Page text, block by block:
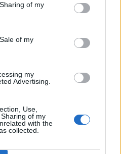
of my
of my
my
Advertising.
Use,
of my
with the
collected.
után megkönnyebbül a